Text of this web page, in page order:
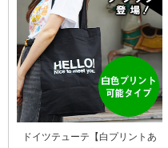
ドイツテューテ【白プリントあ